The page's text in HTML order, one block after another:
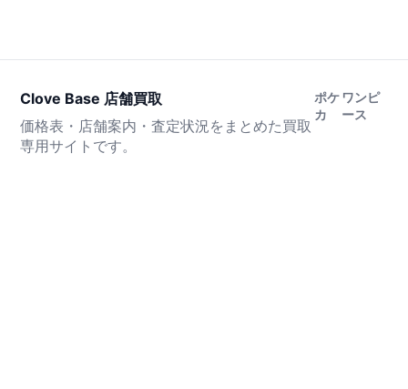
Clove Base 店舗買取
価格表・店舗案内・査定状況をまとめた買取
専用サイトです。
ポケ
カ
ワンピ
ース